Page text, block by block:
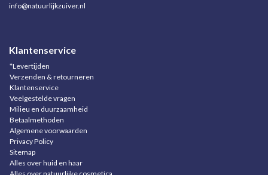
info@natuurlijkzuiver.nl
Klantenservice
*Levertijden
Verzenden & retourneren
Klantenservice
Veelgestelde vragen
Milieu en duurzaamheid
Betaalmethoden
Algemene voorwaarden
Privacy Policy
Sitemap
Alles over huid en haar